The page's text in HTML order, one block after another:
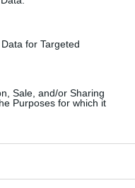
for Targeted
Sale, and/or Sharing
Purposes for which it